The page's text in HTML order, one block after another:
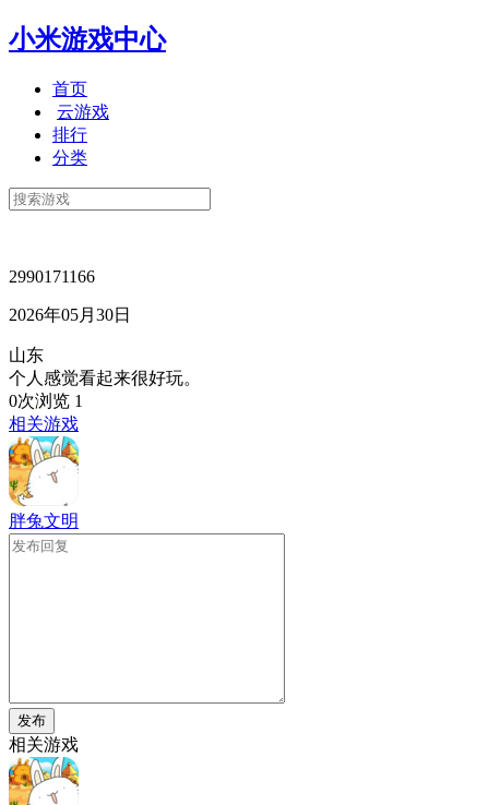
小米游戏中心
首页
云游戏
排行
分类
2990171166
2026年05月30日
山东
个人感觉看起来很好玩。
0次浏览 1
相关游戏
胖兔文明
发布
相关游戏